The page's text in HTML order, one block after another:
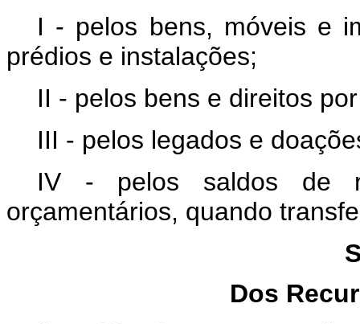
I - pelos bens, móveis e
prédios e instalações;
II - pelos bens e direitos
III - pelos legados e
IV - pelos saldos de
orçamentários, quando
Dos